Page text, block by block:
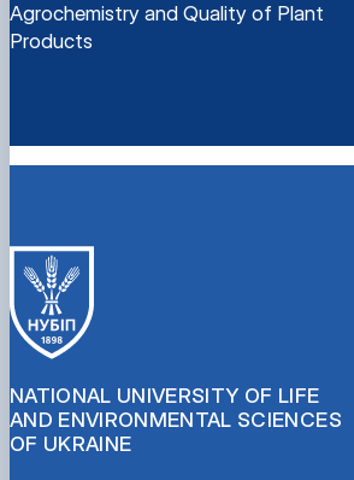
Agrochemistry and Quality of Plant
Products
NATIONAL UNIVERSITY OF LIFE
AND ENVIRONMENTAL SCIENCES
OF UKRAINE